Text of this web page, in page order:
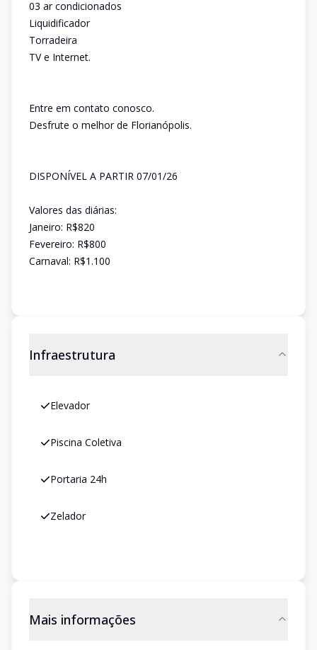
03 ar condicionados
Liquidificador
Torradeira
TV e Internet.
Entre em contato conosco.
Desfrute o melhor de Florianópolis.
DISPONÍVEL A PARTIR 07/01/26
Valores das diárias:
Janeiro: R$820
Fevereiro: R$800
Carnaval: R$1.100
Infraestrutura
Elevador
Piscina Coletiva
Portaria 24h
Zelador
Mais informações